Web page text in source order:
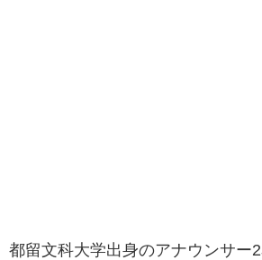
都留文科大学出身のアナウンサー2